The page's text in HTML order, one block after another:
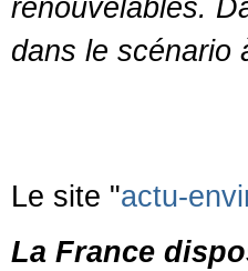
renouvelables.
dans le scénario
Le site "actu-
La France